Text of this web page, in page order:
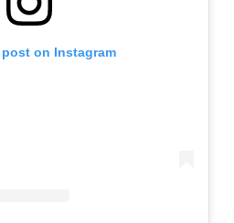
on Instagram